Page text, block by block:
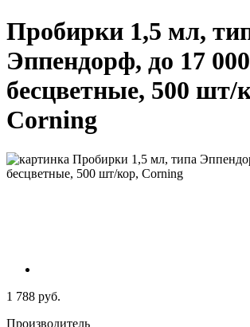
Пробирки 1,5 мл,
Эппендорф, до 17
бесцветные, 500 шт/
Corning
1 788 руб.
Производитель